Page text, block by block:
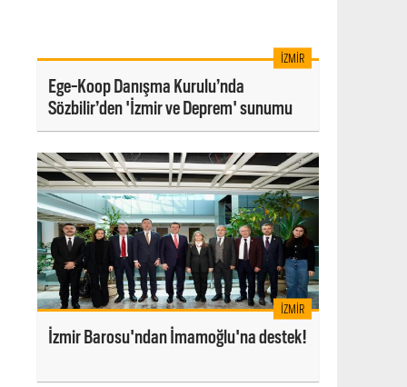
İZMIR
Ege-Koop Danışma Kurulu’nda
Sözbilir’den 'İzmir ve Deprem' sunumu
İZMIR
İzmir Barosu'ndan İmamoğlu'na destek!